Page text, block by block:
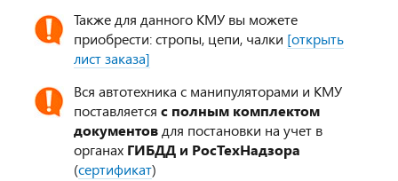
Также для данного КМУ вы можете
приобрести: стропы, цепи, чалки [открыть
лист заказа]
Вся автотехника с манипуляторами и КМУ
поставляется с полным комплектом
документов для постановки на учет в
органах ГИБДД и РосТехНадзора
(сертификат)